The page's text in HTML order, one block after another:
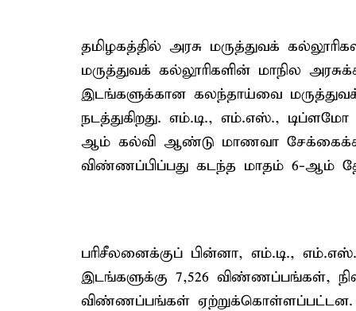
தமிழகத்தில் அரசு மருத்துவக்
மருத்துவக் கல்லூரிகளின் மாநில
இடங்களுக்கான கலந்தாய்வை
நடத்துகிறது. எம்.டி., எம்.எஸ்., டிப்ளமோ
ஆம் கல்வி ஆண்டு மாணவா
விண்ணப்பிப்பது கடந்த மாதம் 6-ஆம்
பரிசீலனைக்குப் பின்னா, எம்.டி.,
இடங்களுக்கு 7,526 விண்ணப்பங்கள்,
விண்ணப்பங்கள் ஏற்றுக்கொள்ளப்பட்டன.